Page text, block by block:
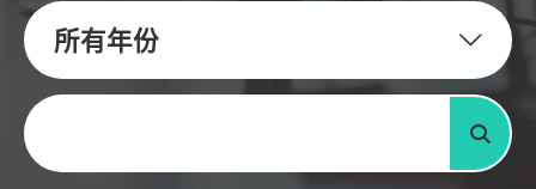
所有年份
关键字
搜寻